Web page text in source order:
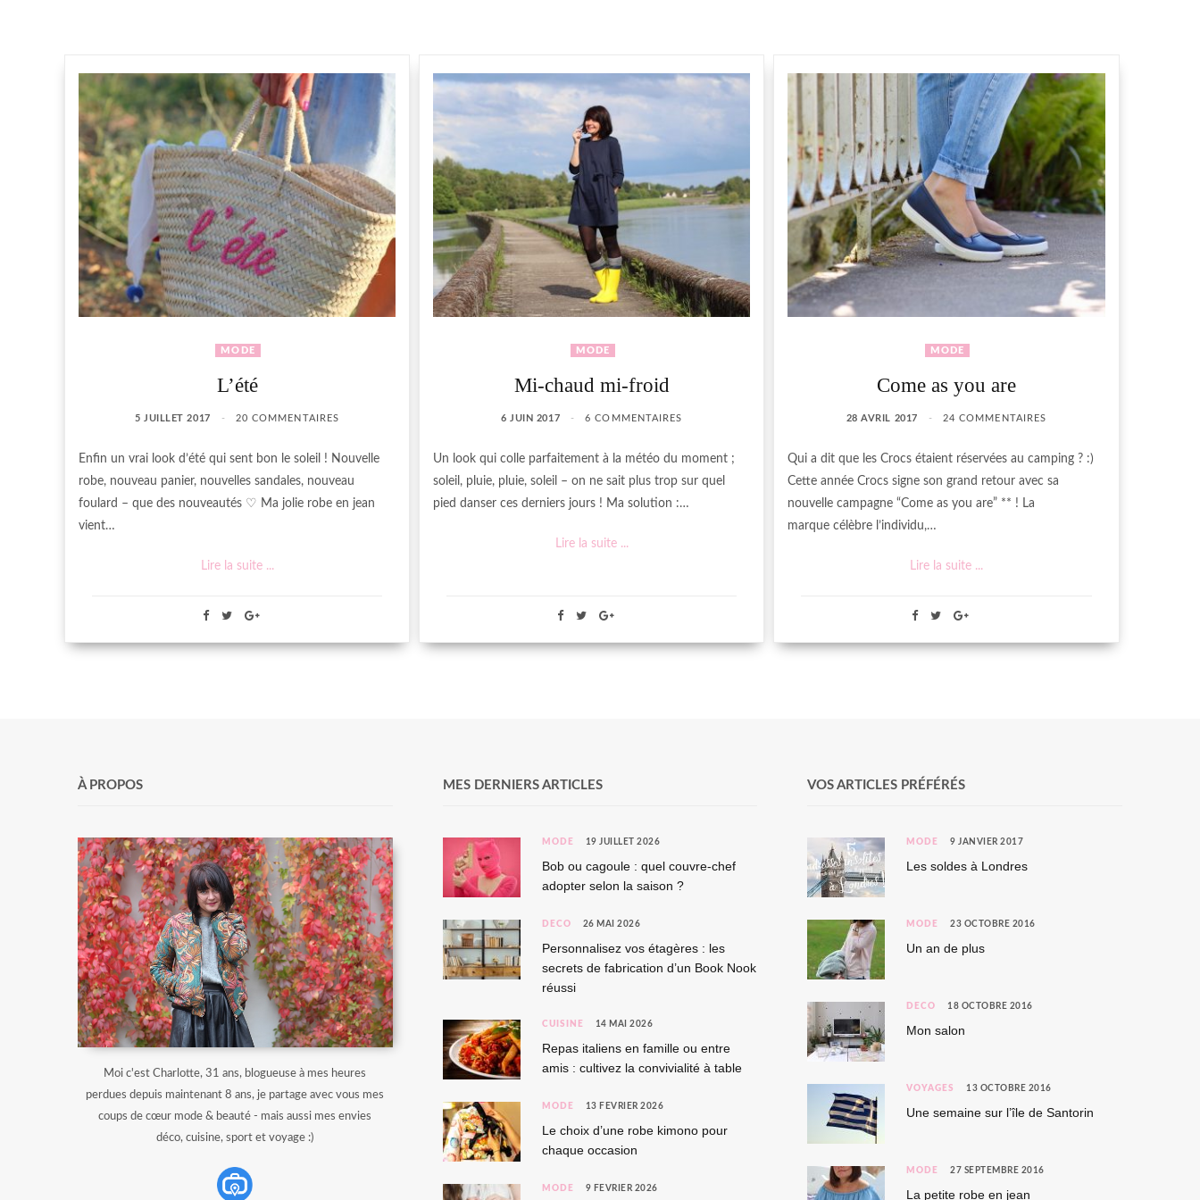
MODE
L’été
5 JUILLET 2017 20 COMMENTAIRES
Enfin un vrai look d’été qui sent bon le soleil ! Nouvelle
robe, nouveau panier, nouvelles sandales, nouveau
foulard – que des nouveautés ♡ Ma jolie robe en jean
vient…
Lire la suite ...
MODE
Mi-chaud mi-froid
6 JUIN 2017 6 COMMENTAIRES
Un look qui colle parfaitement à la météo du moment ;
soleil, pluie, pluie, soleil – on ne sait plus trop sur quel
pied danser ces derniers jours ! Ma solution :…
Lire la suite ...
MODE
Come as you are
28 AVRIL 2017 24 COMMENTAIRES
Qui a dit que les Crocs étaient réservées au camping ? :)
Cette année Crocs signe son grand retour avec sa
nouvelle campagne “Come as you are” ** ! La
marque célèbre l’individu,…
Lire la suite ...
À PROPOS
Moi c'est Charlotte, 31 ans, blogueuse à mes heures
perdues depuis maintenant 8 ans, je partage avec vous mes
coups de cœur mode & beauté - mais aussi mes envies
déco, cuisine, sport et voyage :)
MES DERNIERS ARTICLES
MODE 19 JUILLET 2026
Bob ou cagoule : quel couvre-chef
adopter selon la saison ?
DÉCO 26 MAI 2026
Personnalisez vos étagères : les
secrets de fabrication d’un Book Nook
réussi
CUISINE 14 MAI 2026
Repas italiens en famille ou entre
amis : cultivez la convivialité à table
MODE 13 FÉVRIER 2026
Le choix d’une robe kimono pour
chaque occasion
MODE 9 FÉVRIER 2026
VOS ARTICLES PRÉFÉRÉS
MODE 9 JANVIER 2017
Les soldes à Londres
MODE 23 OCTOBRE 2016
Un an de plus
DÉCO 18 OCTOBRE 2016
Mon salon
VOYAGES 13 OCTOBRE 2016
Une semaine sur l’île de Santorin
MODE 27 SEPTEMBRE 2016
La petite robe en jean